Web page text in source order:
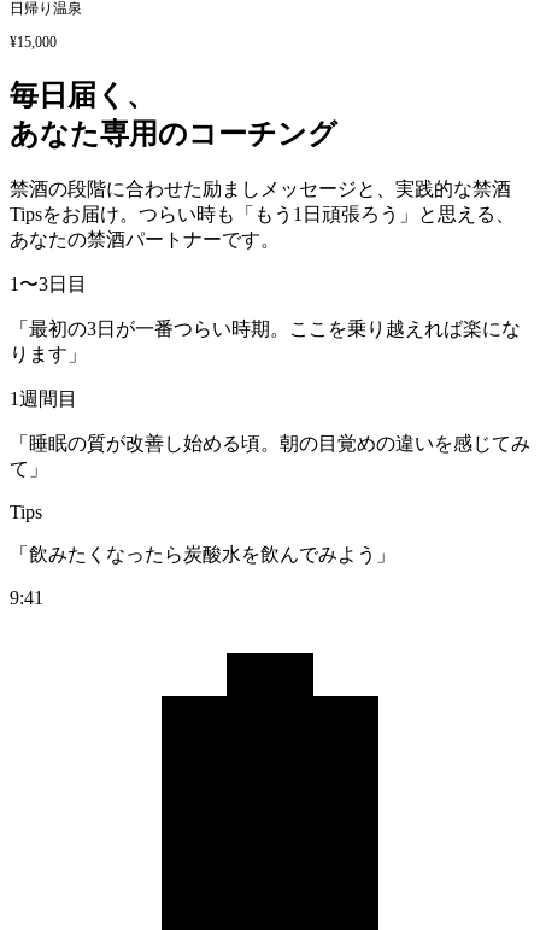
日帰り温泉
¥15,000
毎日届く、
あなた専用のコーチング
禁酒の段階に合わせた励ましメッセージと、実践的な禁酒
Tipsをお届け。つらい時も「もう1日頑張ろう」と思える、
あなたの禁酒パートナーです。
1〜3日目
「最初の3日が一番つらい時期。ここを乗り越えれば楽にな
ります」
1週間目
「睡眠の質が改善し始める頃。朝の目覚めの違いを感じてみ
て」
Tips
「飲みたくなったら炭酸水を飲んでみよう」
9:41